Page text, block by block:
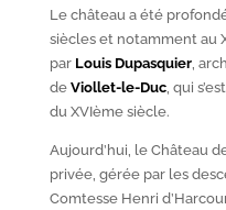
Le château a été
siècles et notamment au
par Louis Dupasquier,
de Viollet-le-Duc, qui
du XVIèmesiècle.
Aujourd’hui, le Château
privée, gérée par les
Comtesse Henri